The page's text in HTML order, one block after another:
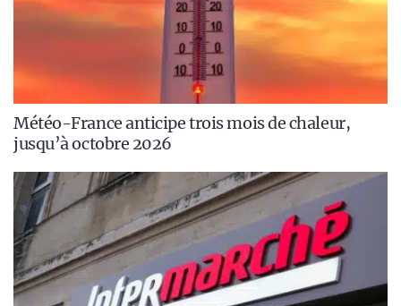
Météo-France anticipe trois mois de chaleur,
jusqu’à octobre 2026